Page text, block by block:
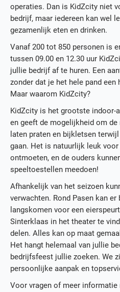
operaties. Dan is KidZcity niet
bedrijf, maar iedereen kan wel
gezamenlijk eten en drinken.
Vanaf 200 tot 850 personen is
tussen 09.00 en 12.30 uur
jullie bedrijf af te huren. Een
zonder dat je het hele pand een
Maar waarom KidZcity?
KidZcity is het grootste indoor-
en geeft de mogelijkheid om
laten praten en bijkletsen
gaan. Het is natuurlijk leuk
ontmoeten, en de ouders
speeltoestellen meedoen!
Afhankelijk van het seizoen
verwachten. Rond Pasen kan
langskomen voor een
Sinterklaas in het theater te
delen. Alles kan op maat
Het hangt helemaal van jullie
bedrijfsfeest jullie zoeken. We
persoonlijke aanpak en
Voor vragen of meer